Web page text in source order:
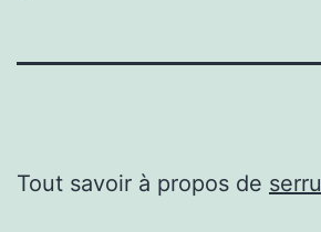
Tout savoir à propos de